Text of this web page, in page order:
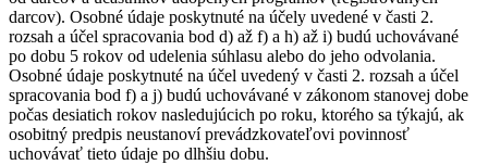
darcov). Osobné údaje poskytnuté na účely uvedené v časti 2.
rozsah a účel spracovania bod d) až f) a h) až i) budú uchovávané
po dobu 5 rokov od udelenia súhlasu alebo do jeho odvolania.
Osobné údaje poskytnuté na účel uvedený v časti 2. rozsah a účel
spracovania bod f) a j) budú uchovávané v zákonom stanovej dobe
počas desiatich rokov nasledujúcich po roku, ktorého sa týkajú, ak
osobitný predpis neustanoví prevádzkovateľovi povinnosť
uchovávať tieto údaje po dlhšiu dobu.